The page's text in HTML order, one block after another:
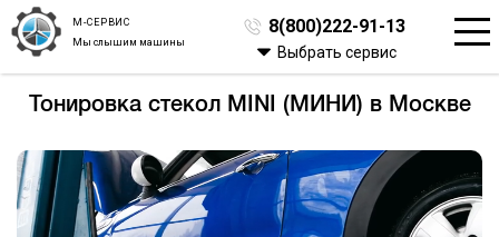
М-СЕРВИС
Мы слышим машины
8(800)222-91-13
Выбрать сервис
Тонировка стекол MINI (МИНИ) в Москве